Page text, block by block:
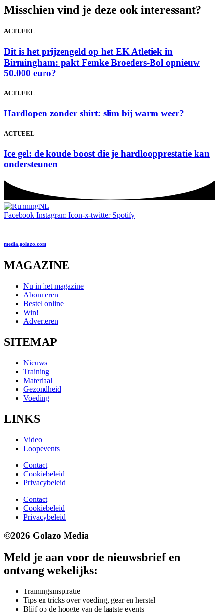
Misschien vind je deze ook interessant?
ACTUEEL
Dit is het prijzengeld op het EK Atletiek in
Birmingham: pakt Femke Broeders-Bol opnieuw
50.000 euro?
ACTUEEL
Hardlopen zonder shirt: slim bij warm weer?
ACTUEEL
Ice gel: de koude boost die je hardloopprestatie kan
ondersteunen
Facebook Instagram Icon-x-twitter Spotify
media.golazo.com
MAGAZINE
Nu in het magazine
Abonneren
Bestel online
Win!
Adverteren
SITEMAP
Nieuws
Training
Materiaal
Gezondheid
Voeding
LINKS
Video
Loopevents
Contact
Cookiebeleid
Privacybeleid
Contact
Cookiebeleid
Privacybeleid
©2026 Golazo Media
Meld je aan voor de nieuwsbrief en
ontvang wekelijks:
Trainingsinspiratie
Tips en tricks over voeding, gear en herstel
Blijf op de hoogte van de laatste events